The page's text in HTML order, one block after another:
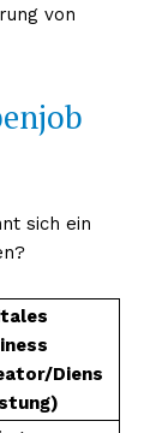
von
sich ein
Diens